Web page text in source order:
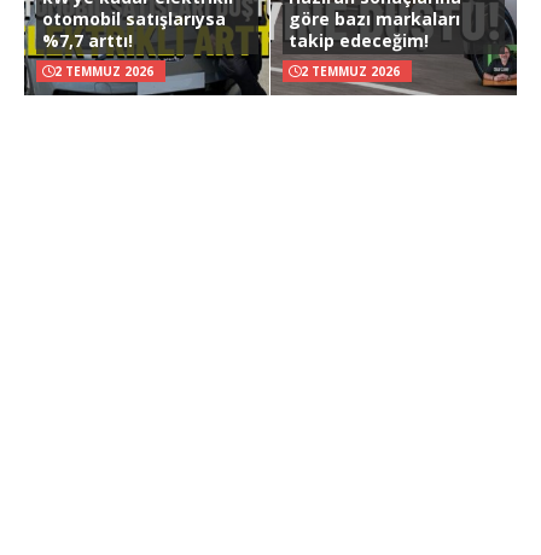
otomobil satışlarıysa
%7,7 arttı!
2 TEMMUZ 2026
göre bazı markaları
takip edeceğim!
2 TEMMUZ 2026